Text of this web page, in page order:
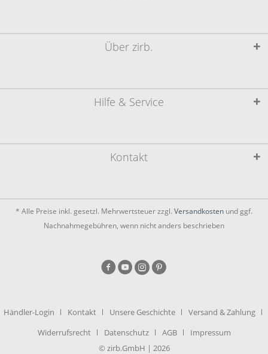
Kontakt
Hilfe & Service
Über zirb.
* Alle Preise inkl. gesetzl. Mehrwertsteuer zzgl. Versandkosten und ggf.
Nachnahmegebühren, wenn nicht anders beschrieben
Händler-Login Kontakt Unsere Geschichte
Versand & Zahlung
Widerrufsrecht
Datenschutz AGB
Impressum
© zirb.GmbH | 2026